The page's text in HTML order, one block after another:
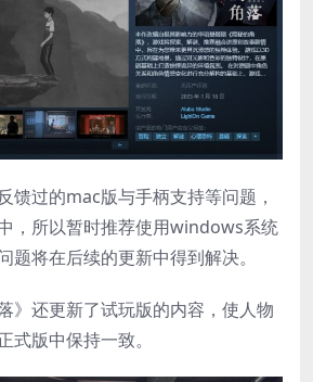
馈过的mac版与手柄支持等问题，
，所以暂时推荐使用windows系统
题将在后续的更新中得到解决。
》还更新了试玩版的内容，使人物
式版中保持一致。